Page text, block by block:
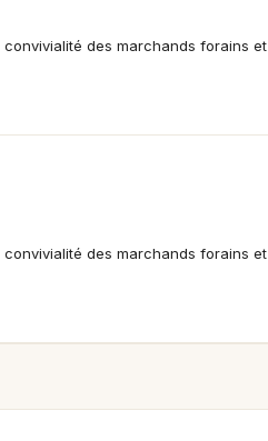
des marchands forains et
des marchands forains et